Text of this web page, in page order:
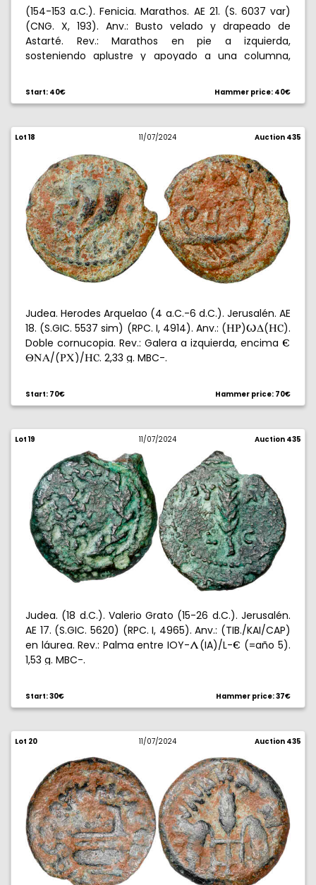
(154-153 a.C.). Fenicia. Marathos. AE 21. (S. 6037 var)
(CNG. X, 193). Anv.: Busto velado y drapeado de
Astarté. Rev.: Marathos en pie a izquierda,
sosteniendo aplustre y apoyado a una columna,
. 8,37 g. MBC.
Start: 40€ Hammer price: 40€
Lot 18 11/07/2024 Auction 435
Judea. Herodes Arquelao (4 a.C.-6 d.C.). Jerusalén. AE
18. (S.GIC. 5537 sim) (RPC. I, 4914). Anv.: (HU)/D(Hú).
Doble cornucopia. Rev.: Galera a izquierda, encima -
TNA/(UC)/Hú. 2,33 g. MBC-.
Start: 70€ Hammer price: 70€
Lot 19 11/07/2024 Auction 435
Judea. (18 d.C.). Valerio Grato (15-26 d.C.). Jerusalén.
AE 17. (S.GIC. 5620) (RPC. I, 4965). Anv.: (TIB./KAI/CAP)
en láurea. Rev.: Palma entre IOY-((IA)/L-- (=año 5).
1,53 g. MBC-.
Start: 30€ Hammer price: 37€
Lot 20 11/07/2024 Auction 435